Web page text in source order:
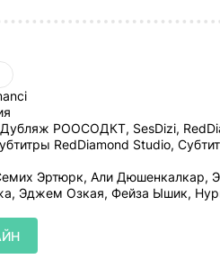
РООСОДКТ, SesDizi,
RedDiamond Studio,
Эртюрк, Али Дюшенкалкар,
Эджем Озкая, Фейза Ышик,